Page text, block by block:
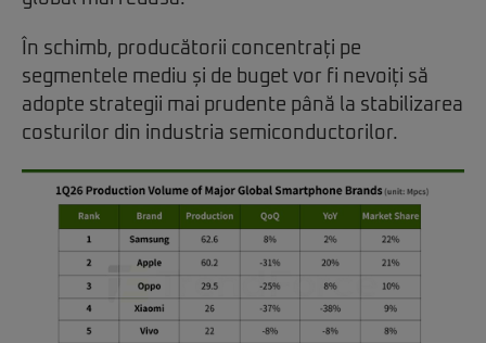
În schimb, producătorii concentrați pe
segmentele mediu și de buget vor fi nevoiți să
adopte strategii mai prudente până la stabilizarea
costurilor din industria semiconductorilor.